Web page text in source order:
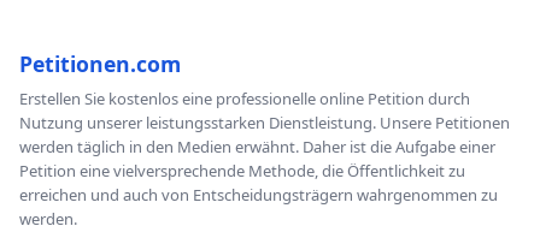
Petitionen.com
Erstellen Sie kostenlos eine professionelle online Petition durch
Nutzung unserer leistungsstarken Dienstleistung. Unsere Petitionen
werden täglich in den Medien erwähnt. Daher ist die Aufgabe einer
Petition eine vielversprechende Methode, die Öffentlichkeit zu
erreichen und auch von Entscheidungsträgern wahrgenommen zu
werden.